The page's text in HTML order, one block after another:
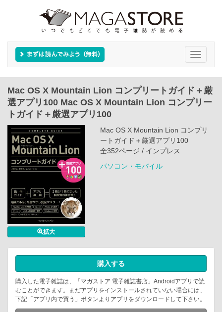
Toggle
Mac OS X Mountain Lion コンプリートガイド＋厳
選アプリ100 Mac OS X Mountain Lion コンプリー
トガイド＋厳選アプリ100
拡大
Mac OS X Mountain Lion コンプリ
ートガイド＋厳選アプリ100
全352ページ / インプレス
パソコン・モバイル
購入する
購入した電子雑誌は、「マガストア 電子雑誌書店」Androidアプリで読
むことができます。まだアプリをインストールされていない場合には、
下記「アプリ内で買う」ボタンよりアプリをダウンロードして下さい。